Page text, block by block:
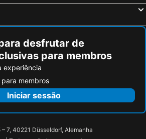
desfrutar de
para membros
experiência
membros
Iniciar sessão
7, 40221 Düsseldorf, Alemanha